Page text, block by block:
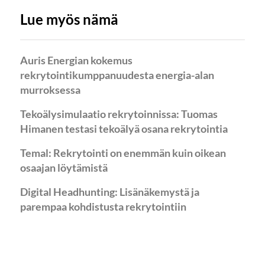
Lue myös nämä
Auris Energian kokemus
rekrytointikumppanuudesta energia-alan
murroksessa
Tekoälysimulaatio rekrytoinnissa: Tuomas
Himanen testasi tekoälyä osana rekrytointia
Temal: Rekrytointi on enemmän kuin oikean
osaajan löytämistä
Digital Headhunting: Lisänäkemystä ja
parempaa kohdistusta rekrytointiin